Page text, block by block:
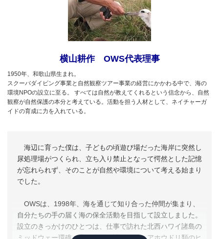
横山耕作 OWS代表理事
1950年、和歌山県生まれ。
スクーバダイビング事業と自然観察ツアー事業の経営にかかわる中で、海の
環境NPOの設立に至る。 すべては自然が教えてくれるという信念から、自然
観察が自然保護の本分と考えている。活動を担う人材として、ネイチャーガ
イドの育成に力を入れている。
海辺に育った僕は、子どもの頃遊び場だった海岸に突然し
尿処理場がつくられ、立ち入り禁止となって愕然とした記憶
が忘れられず、そのことが自然や環境について考える始まり
でした。
OWSは、1998年、海を通じて知り合った仲間が集まり、
自分たちの手の届く海の保全活動を目指して設立しました。
設立のきっかけのひとつは、仕事で訪れた北西ハワイ諸島の
ミッドウェー環礁（米国自然保護区）で、アホウドリ類のヒ